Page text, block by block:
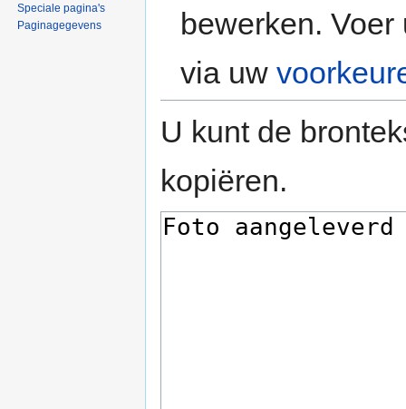
bewerken.
via uw
U kunt de
kopiëren.
Speciale pagina's
Paginagegevens